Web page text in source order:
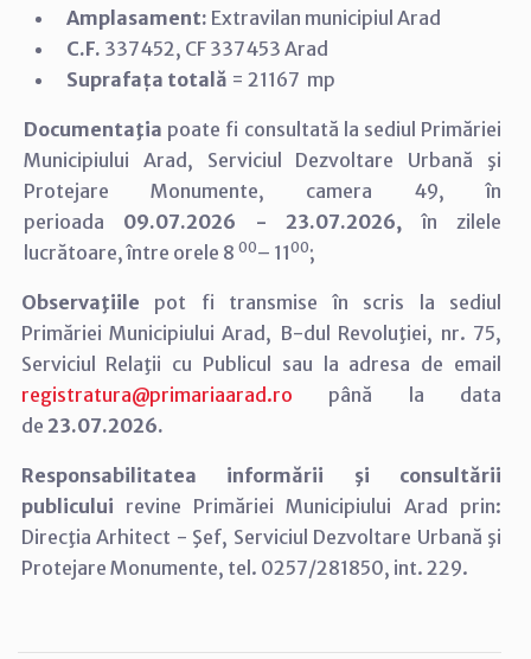
Amplasament: Extravilan municipiul Arad
C.F. 337452, CF 337453 Arad
Suprafața totală = 21167 mp
Documentaţia poate fi consultată la sediul Primăriei
Municipiului Arad,
Serviciul Dezvoltare Urbană şi
Protejare Monumente, camera 49, în
perioada 09.07.2026 - 23.07.2026,în zilele
lucrătoare, între orele 800– 1100;
Observaţiile pot fi transmise în scris la sediul
Primăriei Municipiului Arad, B-dul Revoluţiei, nr. 75,
Serviciul Relaţii cu Publicul sau la adresa de email
registratura@primariaarad.ro până la data
de 23.07.2026.
Responsabilitatea informării şi consultării
publicului revine Primăriei Municipiului Arad prin:
Direcţia Arhitect - Şef, Serviciul Dezvoltare Urbană şi
Protejare Monumente, tel. 0257/281850, int. 229.